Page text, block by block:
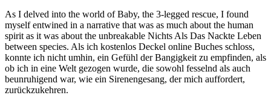
As I delved into the world of Baby, the 3-legged rescue, I found
myself entwined in a narrative that was as much about the human
spirit as it was about the unbreakable Nichts Als Das Nackte Leben
between species. Als ich kostenlos Deckel online Buches schloss,
konnte ich nicht umhin, ein Gefühl der Bangigkeit zu empfinden, als
ob ich in eine Welt gezogen wurde, die sowohl fesselnd als auch
beunruhigend war, wie ein Sirenengesang, der mich auffordert,
zurückzukehren.